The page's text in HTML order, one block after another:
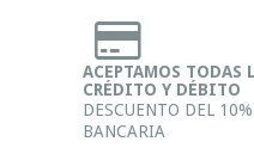
ACEPTAMOS TODAS
CRÉDITO Y DÉBITO
DESCUENTO DEL
BANCARIA